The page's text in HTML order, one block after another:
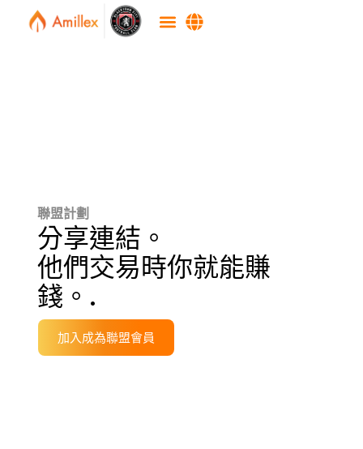
聯盟計劃
分享連結。
他們交易時你就能賺
錢。.
加入成為聯盟會員